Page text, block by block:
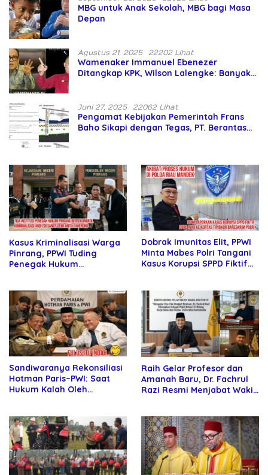
MBG untuk Anak Sekolah, MBG bagi Masa
Depan
Agustus 21, 2025 22202 Lihat
Wamenaker Immanuel Ebenezer
Ditangkap KPK, Wilson Lalengke: Banyak
Juni 27, 2025 22062 Lihat
Pengamat Kebijakan Pemerintah Frans
Baho Sikapi dengan Tegas, PT. Berantas
Kasus Kriminalisasi Warga
Pinrang, PPWI Tuding
Penegak Hukum
Dobrak Imunitas Elit, PPWI
Minta Mabes Polri Tangani
Kasus Korupsi SPPD Fiktif
Sandiwaranya Rekonsiliasi
Hotman Paris–PWI: Saat
Hukum Kalah Oleh
Raih Gelar Profesor dan
Amanah Baru, Dr. Fachrul
Razi Resmi Menjabat Wakil